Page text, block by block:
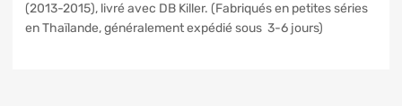
(2013-2015), livré avec DB Killer. (Fabriqués en petites séries
en Thaïlande, généralement expédié sous 3-6 jours)